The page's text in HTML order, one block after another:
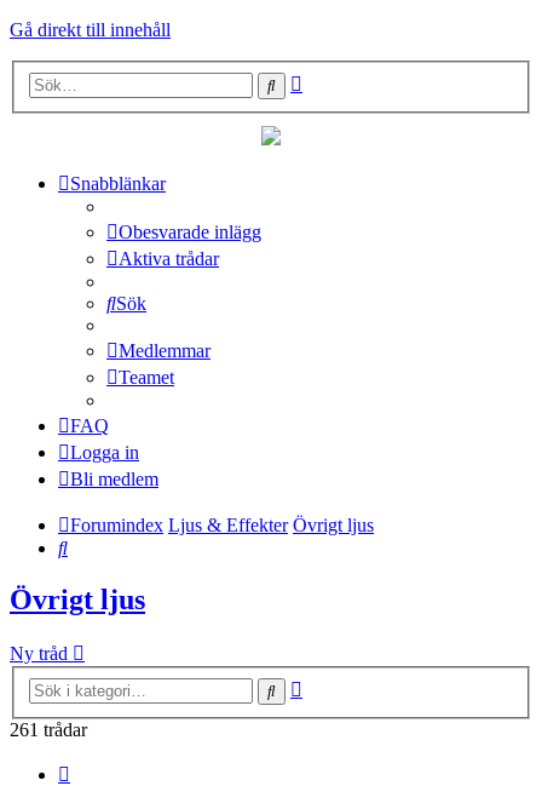
Gå direkt till innehåll
Sök
Snabblänkar
Obesvarade inlägg
Aktiva trådar
Sök
Medlemmar
Teamet
FAQ
Logga in
Bli medlem
Forumindex Ljus & Effekter Övrigt ljus
Sök
Övrigt ljus
Ny tråd
Sök
261 trådar